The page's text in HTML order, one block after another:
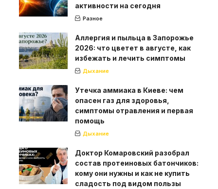
активности на сегодня
Разное
Аллергия и пыльца в Запорожье
2026: что цветет в августе, как
избежать и лечить симптомы
Дыхание
Утечка аммиака в Киеве: чем
опасен газ для здоровья,
симптомы отравления и первая
помощь
Дыхание
Доктор Комаровский разобрал
состав протеиновых батончиков:
кому они нужны и как не купить
сладость под видом пользы